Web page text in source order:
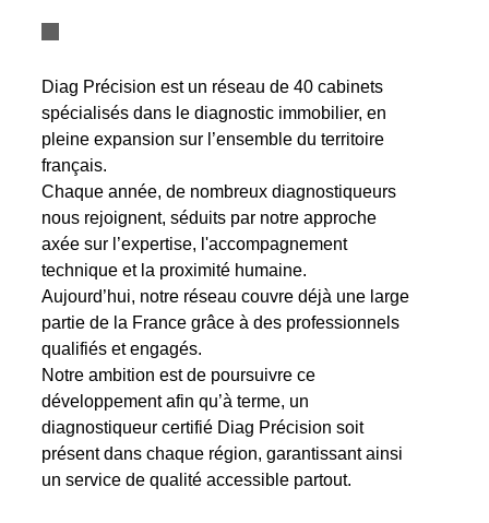
Diag Précision est un réseau de 40 cabinets
spécialisés dans le diagnostic immobilier, en
pleine expansion sur l’ensemble du territoire
français.
Chaque année, de nombreux diagnostiqueurs
nous rejoignent, séduits par notre approche
axée sur l’expertise, l'accompagnement
technique et la proximité humaine.
Aujourd’hui, notre réseau couvre déjà une large
partie de la France grâce à des professionnels
qualifiés et engagés.
Notre ambition est de poursuivre ce
développement afin qu’à terme, un
diagnostiqueur certifié Diag Précision soit
présent dans chaque région, garantissant ainsi
un service de qualité accessible partout.